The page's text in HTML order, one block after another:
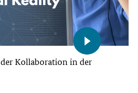
Kollaboration in der